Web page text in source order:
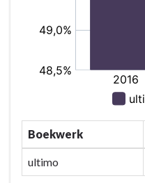
Boekwerk
ultimo